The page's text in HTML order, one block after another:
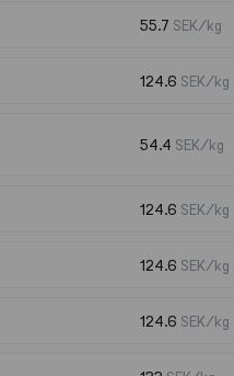
55.7 SEK/kg
124.6 SEK/kg
54.4 SEK/kg
124.6 SEK/kg
124.6 SEK/kg
124.6 SEK/kg